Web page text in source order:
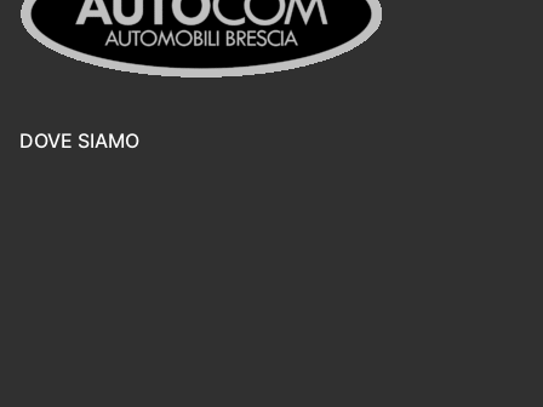
DOVE SIAMO